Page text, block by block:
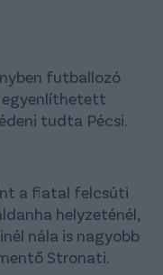
futballozó
egyenlíthetett
tudta Pécsi.
a fiatal felcsúti
helyzeténél,
nála is nagyobb
Stronati.